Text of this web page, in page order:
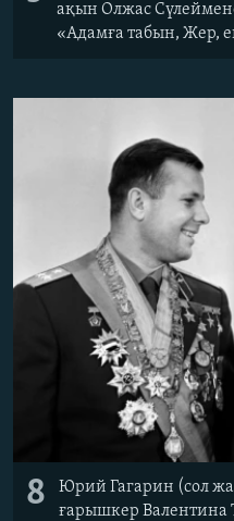
ақын Олжас
«Адамға табын, Жер,
8
Юрий Гагарин (сол
ғарышкер Валентина